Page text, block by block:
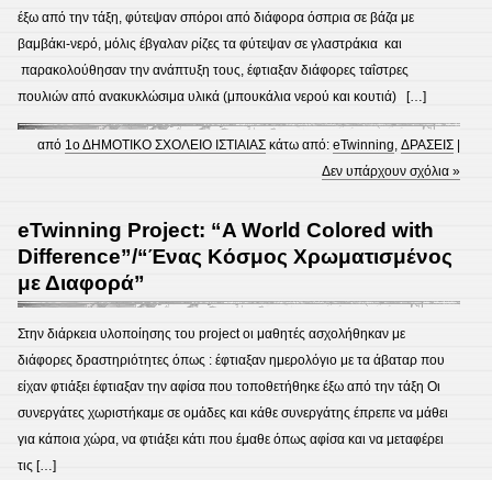
έξω από την τάξη, φύτεψαν σπόροι από διάφορα όσπρια σε βάζα με
βαμβάκι-νερό, μόλις έβγαλαν ρίζες τα φύτεψαν σε γλαστράκια και
παρακολούθησαν την ανάπτυξη τους, έφτιαξαν διάφορες ταΐστρες
πουλιών από ανακυκλώσιμα υλικά (μπουκάλια νερού και κουτιά) […]
από 1ο ΔΗΜΟΤΙΚΟ ΣΧΟΛΕΙΟ ΙΣΤΙΑΙΑΣ κάτω από:eTwinning,ΔΡΑΣΕΙΣ |
Δεν υπάρχουν σχόλια »
eTwinning Project: “A World Colored with
Difference”/“Ένας Κόσμος Χρωματισμένος
με Διαφορά”
Στην διάρκεια υλοποίησης του project οι μαθητές ασχολήθηκαν με
διάφορες δραστηριότητες όπως : έφτιαξαν ημερολόγιο με τα άβαταρ που
είχαν φτιάξει έφτιαξαν την αφίσα που τοποθετήθηκε έξω από την τάξη Οι
συνεργάτες χωριστήκαμε σε ομάδες και κάθε συνεργάτης έπρεπε να μάθει
για κάποια χώρα, να φτιάξει κάτι που έμαθε όπως αφίσα και να μεταφέρει
τις […]